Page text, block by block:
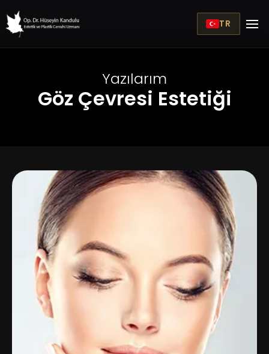
TR
Yazılarım
Göz Çevresi Estetiği